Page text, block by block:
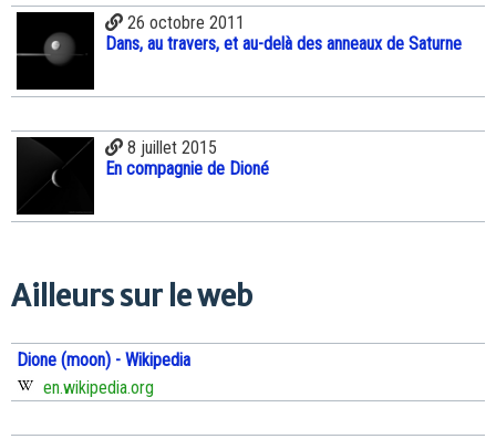
26 octobre 2011
Dans, au travers, et au-delà des anneaux de Saturne
8 juillet 2015
En compagnie de Dioné
Ailleurs sur le web
Dione (moon) - Wikipedia
en.wikipedia.org